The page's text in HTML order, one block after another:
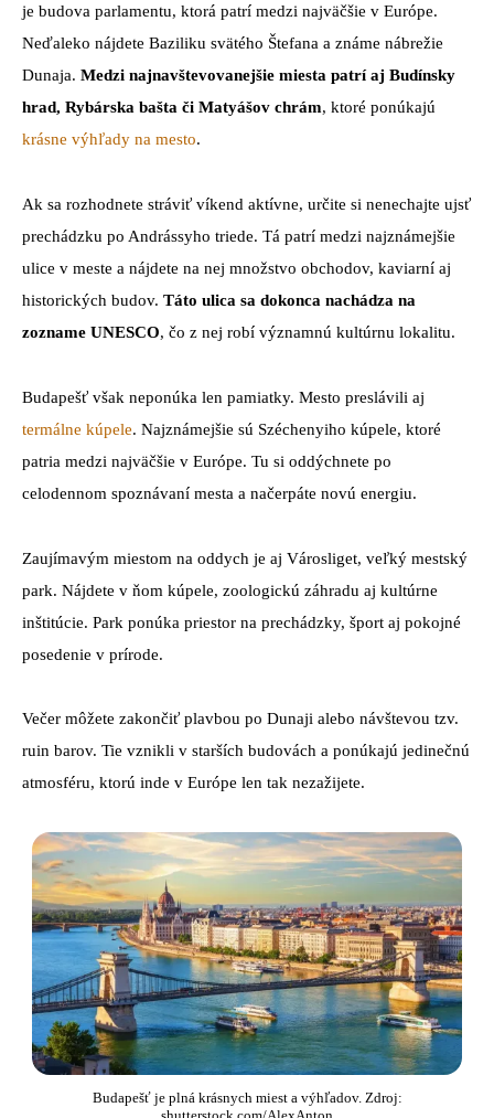
je budova parlamentu, ktorá patrí medzi najväčšie v Európe.
Neďaleko nájdete Baziliku svätého Štefana a známe nábrežie
Dunaja. Medzi najnavštevovanejšie miesta patrí aj Budínsky
hrad, Rybárska bašta či Matyášov chrám, ktoré ponúkajú
krásne výhľady na mesto.
Ak sa rozhodnete stráviť víkend aktívne, určite si nenechajte ujsť
prechádzku po Andrássyho triede. Tá patrí medzi najznámejšie
ulice v meste a nájdete na nej množstvo obchodov, kaviarní aj
historických budov. Táto ulica sa dokonca nachádza na
zozname UNESCO, čo z nej robí významnú kultúrnu lokalitu.
Budapešť však neponúka len pamiatky. Mesto preslávili aj
termálne kúpele. Najznámejšie sú Széchenyiho kúpele, ktoré
patria medzi najväčšie v Európe. Tu si oddýchnete po
celodennom spoznávaní mesta a načerpáte novú energiu.
Zaujímavým miestom na oddych je aj Városliget, veľký mestský
park. Nájdete v ňom kúpele, zoologickú záhradu aj kultúrne
inštitúcie. Park ponúka priestor na prechádzky, šport aj pokojné
posedenie v prírode.
Večer môžete zakončiť plavbou po Dunaji alebo návštevou tzv.
ruin barov. Tie vznikli v starších budovách a ponúkajú jedinečnú
atmosféru, ktorú inde v Európe len tak nezažijete.
Budapešť je plná krásnych miest a výhľadov. Zdroj: